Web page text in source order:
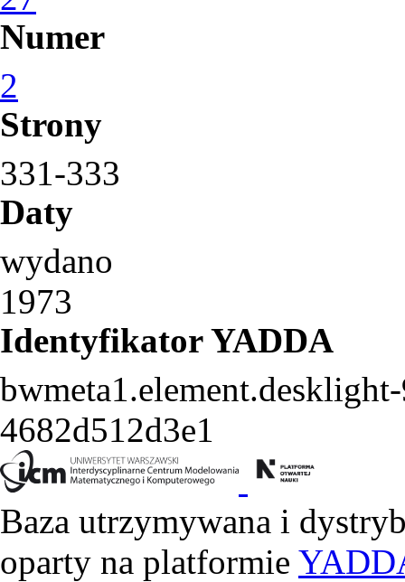
Numer
2
Strony
331-333
Daty
wydano
1973
Identyfikator YADDA
4682d512d3e1
Baza utrzymywana i
oparty na platformie